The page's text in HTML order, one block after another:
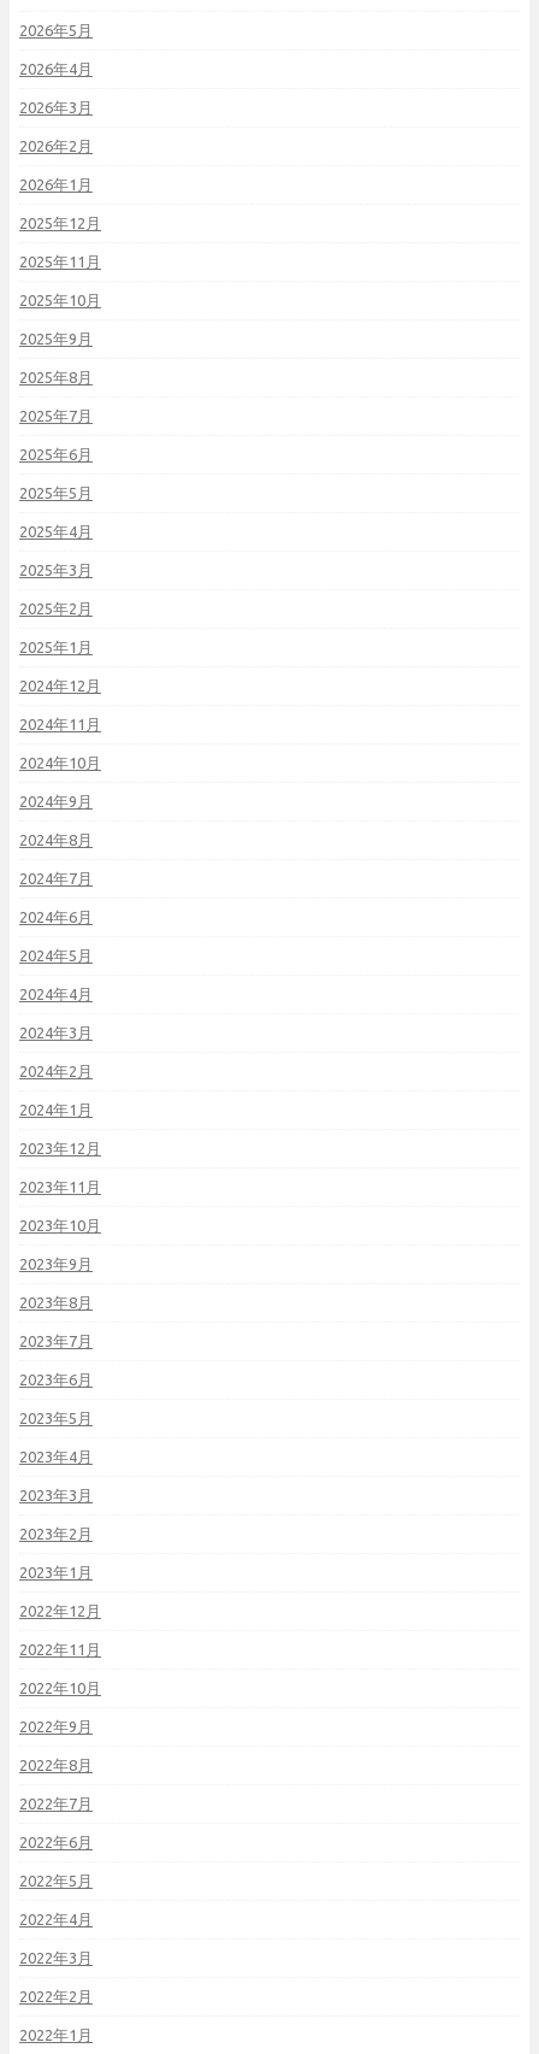
2026年5月
2026年4月
2026年3月
2026年2月
2026年1月
2025年12月
2025年11月
2025年10月
2025年9月
2025年8月
2025年7月
2025年6月
2025年5月
2025年4月
2025年3月
2025年2月
2025年1月
2024年12月
2024年11月
2024年10月
2024年9月
2024年8月
2024年7月
2024年6月
2024年5月
2024年4月
2024年3月
2024年2月
2024年1月
2023年12月
2023年11月
2023年10月
2023年9月
2023年8月
2023年7月
2023年6月
2023年5月
2023年4月
2023年3月
2023年2月
2023年1月
2022年12月
2022年11月
2022年10月
2022年9月
2022年8月
2022年7月
2022年6月
2022年5月
2022年4月
2022年3月
2022年2月
2022年1月